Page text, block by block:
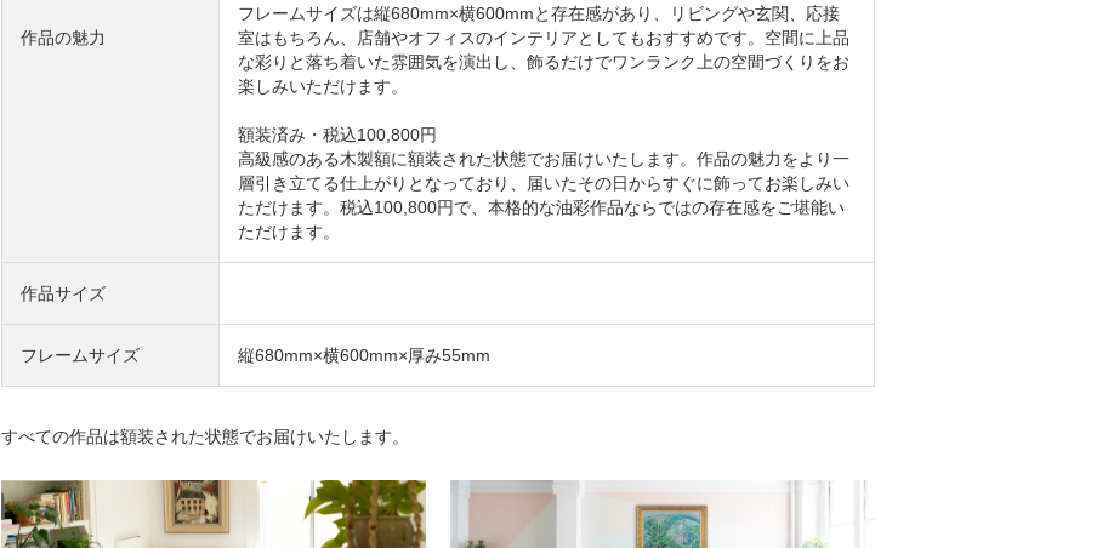
作品の魅力
フレームサイズは縦680mm×横600mmと存在感があり、リビングや玄関、応接
室はもちろん、店舗やオフィスのインテリアとしてもおすすめです。空間に上品
な彩りと落ち着いた雰囲気を演出し、飾るだけでワンランク上の空間づくりをお
楽しみいただけます。
額装済み・税込100,800円
高級感のある木製額に額装された状態でお届けいたします。作品の魅力をより一
層引き立てる仕上がりとなっており、届いたその日からすぐに飾ってお楽しみい
ただけます。税込100,800円で、本格的な油彩作品ならではの存在感をご堪能い
ただけます。
作品サイズ
フレームサイズ 縦680mm×横600mm×厚み55mm
すべての作品は額装された状態でお届けいたします。